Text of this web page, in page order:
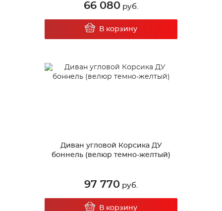
66 080 руб.
В корзину
Диван угловой Корсика ДУ
боннель (велюр темно-желтый)
97 770 руб.
В корзину